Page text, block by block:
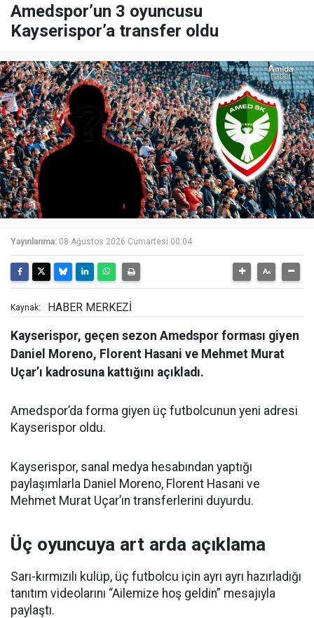
Amedspor’un 3 oyuncusu
Kayserispor’a transfer oldu
Yayınlanma: 08 Ağustos 2026 Cumartesi 00:04
Kaynak: HABER MERKEZİ
Kayserispor, geçen sezon Amedspor forması giyen
Daniel Moreno, Florent Hasani ve Mehmet Murat
Uçar’ı kadrosuna kattığını açıkladı.
Amedspor’da forma giyen üç futbolcunun yeni adresi
Kayserispor oldu.
Kayserispor, sanal medya hesabından yaptığı
paylaşımlarla Daniel Moreno, Florent Hasani ve
Mehmet Murat Uçar’ın transferlerini duyurdu.
Üç oyuncuya art arda açıklama
Sarı-kırmızılı kulüp, üç futbolcu için ayrı ayrı hazırladığı
tanıtım videolarını “Ailemize hoş geldin” mesajıyla
paylaştı.